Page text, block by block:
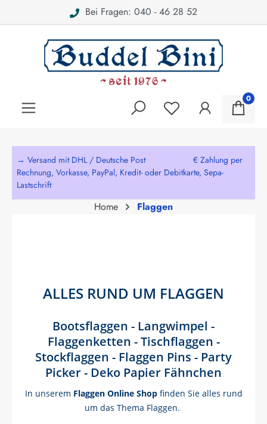
Bei Fragen: 040 - 46 28 52
0
→ Versand mit DHL / Deutsche Post € Zahlung per
Rechnung, Vorkasse, PayPal, Kredit- oder Debitkarte, Sepa-
Lastschrift
Home Flaggen
ALLES RUND UM FLAGGEN
Bootsflaggen - Langwimpel -
Flaggenketten - Tischflaggen -
Stockflaggen - Flaggen Pins - Party
Picker - Deko Papier Fähnchen
In unserem Flaggen Online Shopfinden Sie alles rund
um das Thema Flaggen.